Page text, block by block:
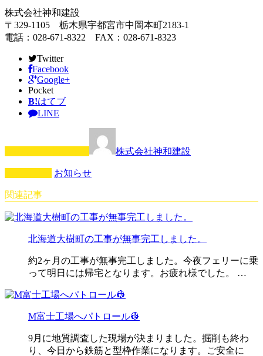
株式会社神和建設
〒329-1105 栃木県宇都宮市中岡本町2183-1
電話：028-671-8322 FAX：028-671-8323
Twitter
Facebook
Google+
Pocket
B!はてブ
LINE
株式会社神和建設
お知らせ
関連記事
北海道大樹町の工事が無事完工しました。
約2ヶ月の工事が無事完工しました。今夜フェリーに乗
って明日には帰宅となります。お疲れ様でした。 …
M富士工場へパトロール👷
9月に地質調査した現場が決まりました。掘削も終わ
り、今日から鉄筋と型枠作業になります。ご安全に